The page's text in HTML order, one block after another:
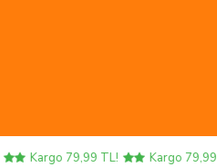
Kargo 79,99 TL! Kargo 79,99 TL!